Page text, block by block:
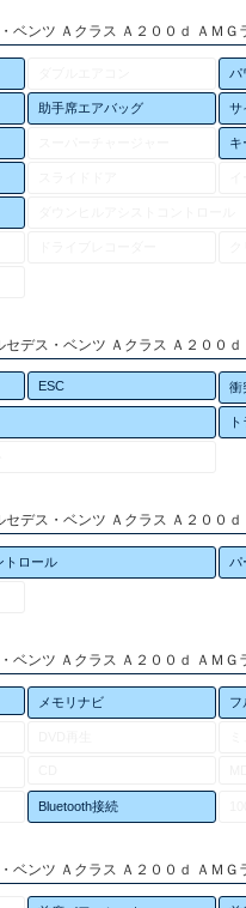
ベンツ Ａクラス Ａ２００ｄ ＡＭ
パ
助手席エアバッグ サ
キ
セデス・ベンツ Ａクラス Ａ２００
ESC 衝
セデス・ベンツ Ａクラス Ａ２００
トロール パ
ベンツ Ａクラス Ａ２００ｄ ＡＭ
メモリナビ フ
Bluetooth接続
ベンツ Ａクラス Ａ２００ｄ ＡＭ